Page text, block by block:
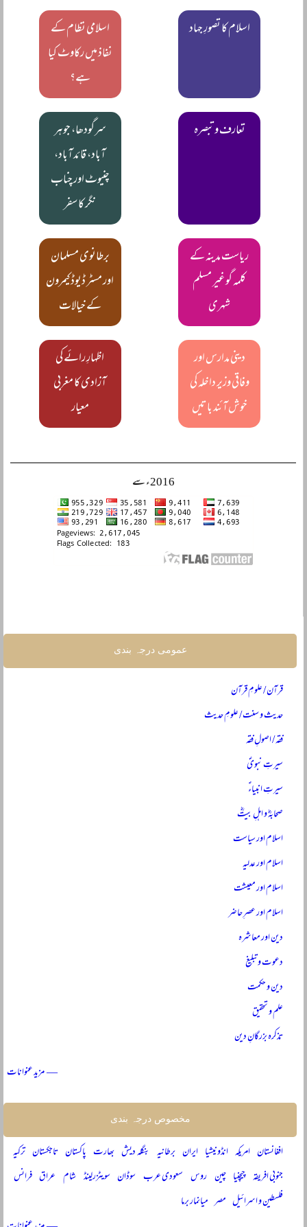
اسلام کا تصورِ جہاد
اسلامی نظام کے
نفاذ میں رکاوٹ کیا
ہے؟
تعارف و تبصرہ
سرگودھا، جوہر
آباد، قائد آباد،
چنیوٹ اور چناب
نگر کا سفر
ریاست مدینہ کے
کلمہ گو غیر مسلم
شہری
برطانوی مسلمان
اور مسٹر ڈیوڈ کیمرون
کے خیالات
دینی مدارس اور
وفاقی وزیر داخلہ کی
خوش آئند باتیں
اظہارِ رائے کی
آزادی کا مغربی
معیار
2016ء سے
عمومی درجہ بندی
قرآن / علومِ قرآن
حدیث و سنت / علومِ حدیث
فقہ / اصولِ فقہ
سیرتِ نبویؐ
سیرتِ انبیاءؑ
صحابہؓ و اہلِ بیتؓ
اسلام اور سیاست
اسلام اور عدلیہ
اسلام اور معیشت
اسلام اور عصرِ حاضر
دین اور معاشرہ
دعوت و تبلیغ
دین و حکمت
علم و تحقیق
تذکرہ بزرگانِ دین
— مزید عنوانات
مخصوص درجہ بندی
افغانستان امریکہ انڈونیشیا ایران برطانیہ بنگلہ دیش بھارت پاکستان تاجکستان ترکیہ
جنوبی افریقہ چیچنیا چین روس سعودی عرب سوڈان سویٹزرلینڈ شام عراق فرانس
فلسطین و اسرائیل مصر میانمار برما